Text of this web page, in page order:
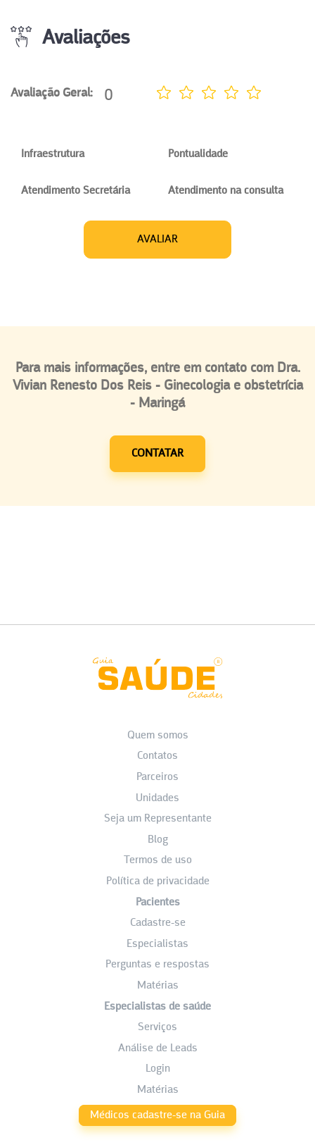
Avaliações
Avaliação Geral: 0
Infraestrutura Pontualidade
Atendimento Secretária Atendimento na consulta
AVALIAR
Para mais informações, entre em contato com Dra.
Vivian Renesto Dos Reis - Ginecologia e obstetrícia
- Maringá
CONTATAR
Quem somos
Contatos
Parceiros
Unidades
Seja um Representante
Blog
Termos de uso
Política de privacidade
Pacientes
Cadastre-se
Especialistas
Perguntas e respostas
Matérias
Especialistas de saúde
Serviços
Análise de Leads
Login
Matérias
Médicos cadastre-se na Guia